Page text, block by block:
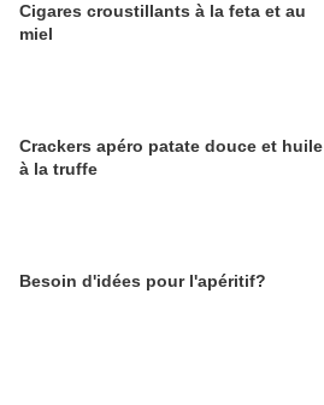
Cigares croustillants à la feta et au
miel
Crackers apéro patate douce et huile
à la truffe
Besoin d'idées pour l'apéritif?